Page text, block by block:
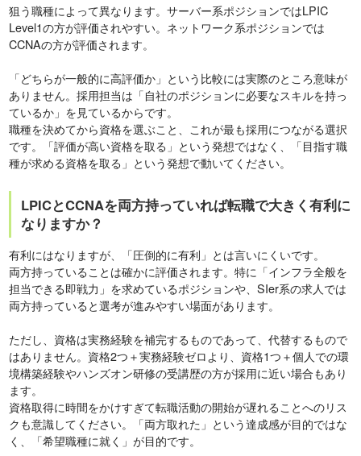
狙う職種によって異なります。サーバー系ポジションではLPIC
Level1の方が評価されやすい。ネットワーク系ポジションでは
CCNAの方が評価されます。
「どちらが一般的に高評価か」という比較には実際のところ意味が
ありません。採用担当は「自社のポジションに必要なスキルを持っ
ているか」を見ているからです。
職種を決めてから資格を選ぶこと、これが最も採用につながる選択
です。「評価が高い資格を取る」という発想ではなく、「目指す職
種が求める資格を取る」という発想で動いてください。
LPICとCCNAを両方持っていれば転職で大きく有利に
なりますか？
有利にはなりますが、「圧倒的に有利」とは言いにくいです。
両方持っていることは確かに評価されます。特に「インフラ全般を
担当できる即戦力」を求めているポジションや、SIer系の求人では
両方持っていると選考が進みやすい場面があります。
ただし、資格は実務経験を補完するものであって、代替するもので
はありません。資格2つ＋実務経験ゼロより、資格1つ＋個人での環
境構築経験やハンズオン研修の受講歴の方が採用に近い場合もあり
ます。
資格取得に時間をかけすぎて転職活動の開始が遅れることへのリス
クも意識してください。「両方取れた」という達成感が目的ではな
く、「希望職種に就く」が目的です。